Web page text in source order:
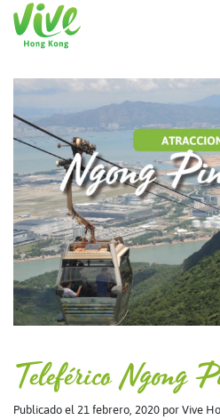
Teleférico
Publicado el 21 febrero, 2020 por Vive